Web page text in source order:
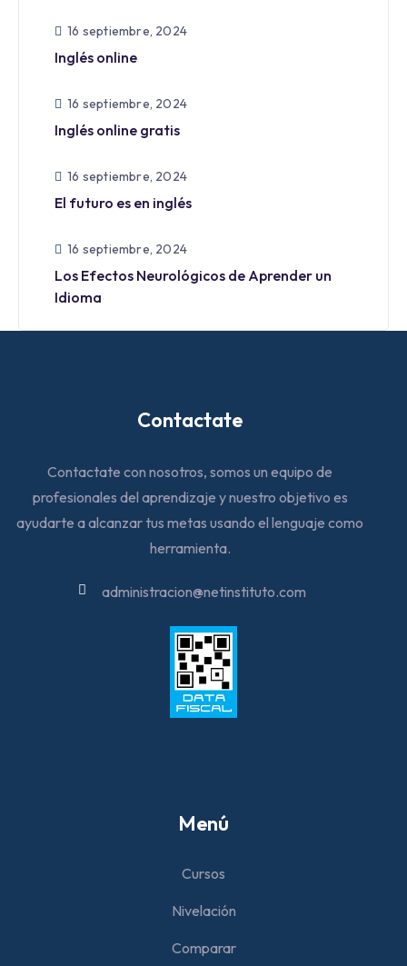
16 septiembre, 2024
Inglés online
16 septiembre, 2024
Inglés online gratis
16 septiembre, 2024
El futuro es en inglés
16 septiembre, 2024
Los Efectos Neurológicos de Aprender un
Idioma
Contactate
Contactate con nosotros, somos un equipo de
profesionales del aprendizaje y nuestro objetivo es
ayudarte a alcanzar tus metas usando el lenguaje como
herramienta.
administracion@netinstituto.com
Menú
Cursos
Nivelación
Comparar